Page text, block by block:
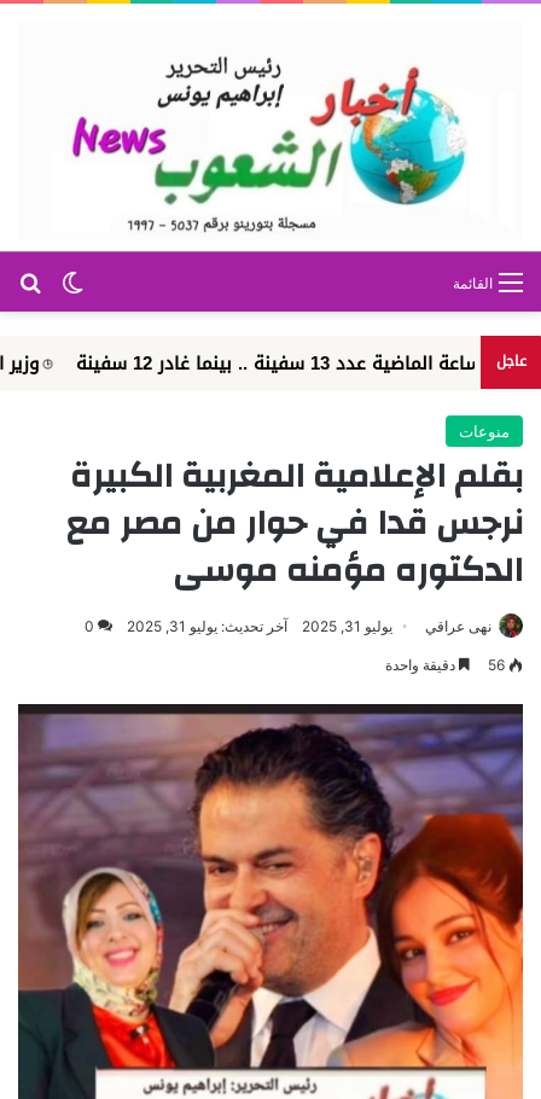
الوضع القائمة
عاجل وزير الطيران: مشروع مبني الركاب
منوعات
بقلم الإعلامية المغربية الكبيرة
نرجس قدا في حوار من مصر مع
الدكتوره مؤمنه موسى
نهى عراقي يوليو 31, 2025 آخر تحديث: يوليو 31, 2025 0
56 دقيقة واحدة